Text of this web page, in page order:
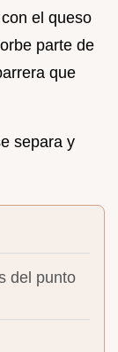
el queso
parte de
que
separa y
del punto